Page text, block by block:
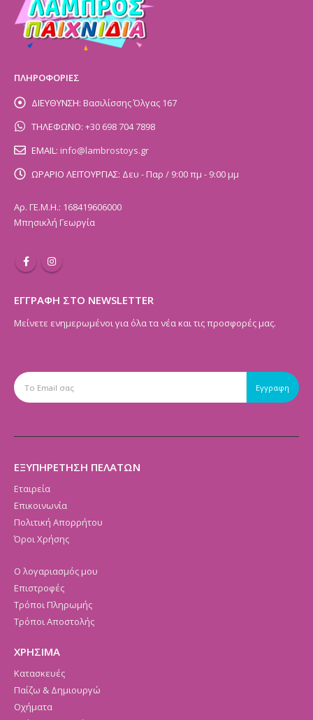
ΠΛΗΡΟΦΟΡΙΕΣ
ΔΙΕΥΘΥΝΣΗ: Βασιλίσσης Όλγας 167
ΤΗΛΕΦΩΝΟ: +30 698 704 7898
EMAIL: info@lambrostoys.gr
ΩΡΑΡΙΟ ΛΕΙΤΟΥΡΓΙΑΣ: Δευ - Παρ / 9:00 πμ - 9:00 μμ
Αρ. ΓΕ.Μ.Η.: 168419606000
Μπησικλή Γεωργία
ΕΓΓΡΑΦΗ ΣΤΟ NEWSLETTER
Μείνετε ενημερωμένοι για όλα τα νέα και τις προσφορές μας.
ΕΞΥΠΗΡΕΤΗΣΗ ΠΕΛΑΤΩΝ
Εταιρεία
Επικοινωνία
Πολιτική Απορρήτου
Όροι Χρήσης
Ο λογαριασμός μου
Επιστροφές
Τρόποι Πληρωμής
Τρόποι Αποστολής
ΧΡΗΣΙΜΑ
Κατασκευές
Παίζω & Δημιουργώ
Οχήματα